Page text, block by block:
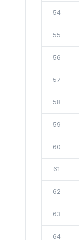
54
55
56
57
58
59
60
61
62
63
64